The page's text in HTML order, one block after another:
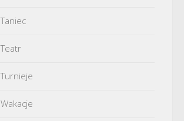
Taniec
Teatr
Turnieje
Wakacje